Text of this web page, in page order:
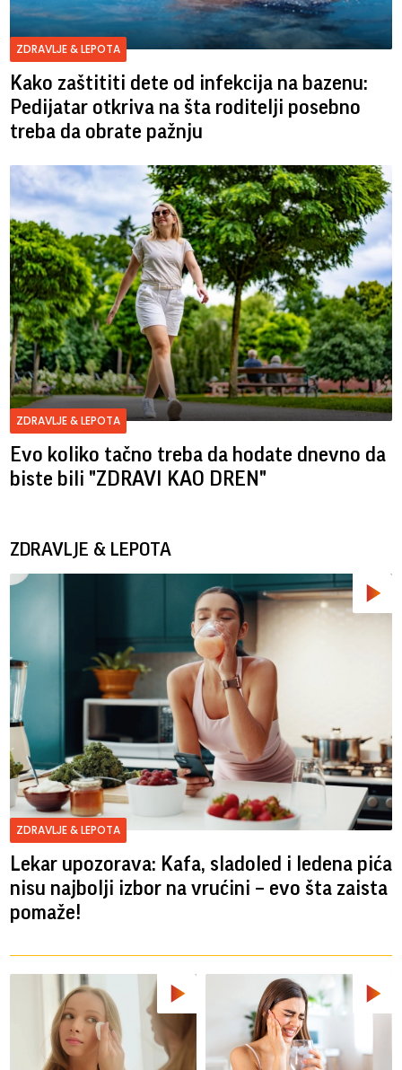
ZDRAVLJE & LEPOTA
Kako zaštititi dete od infekcija na bazenu:
Pedijatar otkriva na šta roditelji posebno
treba da obrate pažnju
ZDRAVLJE & LEPOTA
Evo koliko tačno treba da hodate dnevno da
biste bili "ZDRAVI KAO DREN"
ZDRAVLJE & LEPOTA
ZDRAVLJE & LEPOTA
Lekar upozorava: Kafa, sladoled i ledena pića
nisu najbolji izbor na vrućini – evo šta zaista
pomaže!